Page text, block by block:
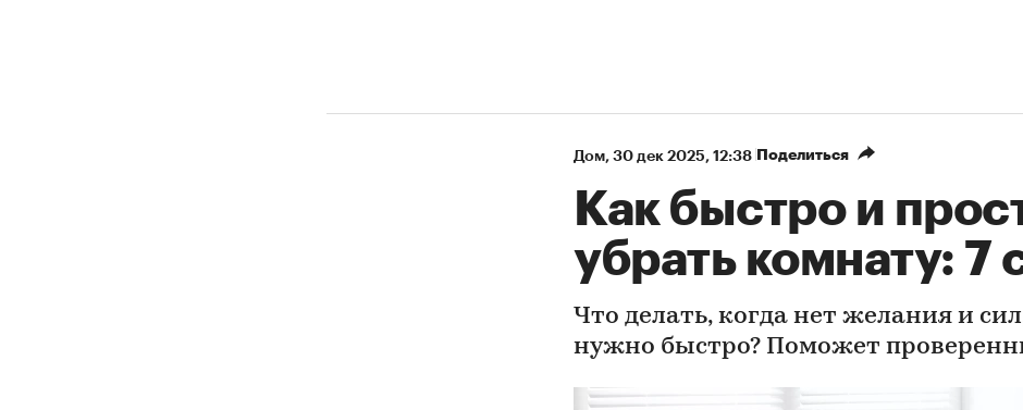
Дом⁠, 30 дек 2025, 12:38 Поделиться
Как быстро и
убрать комнату: 7
Что делать, когда нет желания и
нужно быстро? Поможет